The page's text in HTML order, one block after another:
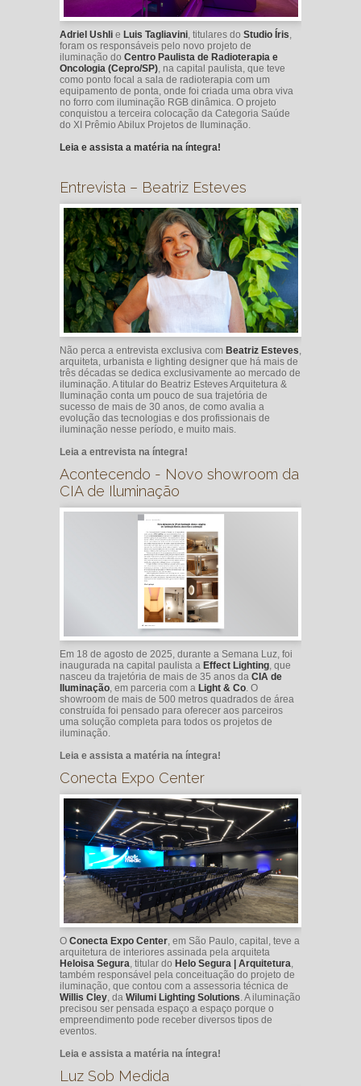
Adriel Ushli e Luis Tagliavini , titulares do Studio Íris
foram os responsáveis pelo novo projeto de
iluminação do Centro Paulista de Radioterapia e
Oncologia (Cepro/SP) , na capital paulista, que teve
como ponto focal a sala de radioterapia com um
equipamento de ponta, onde foi criada uma obra viva
no forro com iluminação RGB dinâmica. O projeto
conquistou a terceira colocação da Categoria Saúde
do XI Prêmio Abilux Projetos de Iluminação.
Leia e assista a matéria na íntegra!
Entrevista – Beatriz Esteves
Não perca a entrevista exclusiva com Beatriz Esteves
arquiteta, urbanista e lighting designer que há mais de
três décadas se dedica exclusivamente ao mercado de
iluminação. A titular do Beatriz Esteves Arquitetura &
Iluminação conta um pouco de sua trajetória de
sucesso de mais de 30 anos, de como avalia a
evolução das tecnologias e dos profissionais de
iluminação nesse período, e muito mais.
Leia a entrevista na íntegra!
Acontecendo - Novo showroom da
CIA de Iluminação
Em 18 de agosto de 2025, durante a Semana Luz, foi
inaugurada na capital paulista a Effect Lighting, que
nasceu da trajetória de mais de 35 anos da CIA de
Iluminação, em parceria com a Light & Co. O
showroom de mais de 500 metros quadrados de área
construída foi pensado para oferecer aos parceiros
uma solução completa para todos os projetos de
iluminação.
Leia e assista a matéria na íntegra!
Conecta Expo Center
O Conecta Expo Center, em São Paulo, capital, teve a
arquitetura de interiores assinada pela arquiteta
Heloisa Segura, titular do Helo Segura | Arquitetura,
também responsável pela conceituação do projeto de
iluminação, que contou com a assessoria técnica de
Willis Cley, da Wilumi Lighting Solutions. A iluminação
precisou ser pensada espaço a espaço porque o
empreendimento pode receber diversos tipos de
eventos.
Leia e assista a matéria na íntegra!
Luz Sob Medida